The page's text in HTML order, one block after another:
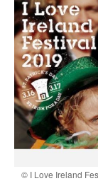
© I Love Ireland